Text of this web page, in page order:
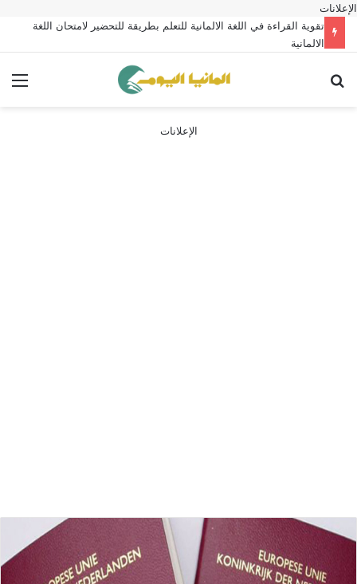
الإعلانات
تقوية القراءة في اللغة الالمانية للتعلم بطريقة للتحضير لامتحان اللغة
الالمانية
الإعلانات